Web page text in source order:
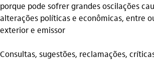
porque pode sofrer grandes oscilações
alterações políticas e econômicas, entre
exterior e emissor
Consultas, sugestões, reclamações,